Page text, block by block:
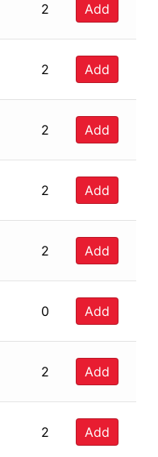
2 Add
2 Add
2 Add
2 Add
2 Add
0 Add
2 Add
2 Add